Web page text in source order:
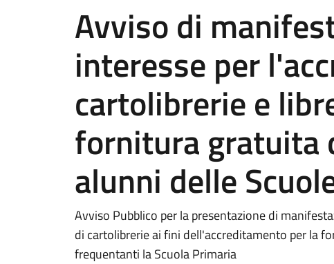
Avviso di
interesse per
cartolibrerie e
fornitura gratuita
alunni delle
Avviso Pubblico per la presentazione di
di cartolibrerie ai fini dell'accreditamento per la
frequentanti la Scuola Primaria